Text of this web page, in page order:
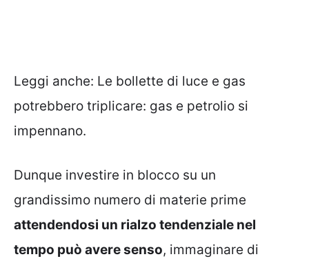
Leggi anche: Le bollette di luce e gas
potrebbero triplicare: gas e petrolio si
impennano.
Dunque investire in blocco su un
grandissimo numero di materie prime
attendendosi un rialzo tendenziale nel
tempo può avere senso, immaginare di